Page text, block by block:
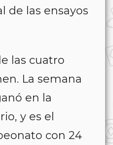
de las ensayos
las cuatro
La semana
en la
y es el
con 24